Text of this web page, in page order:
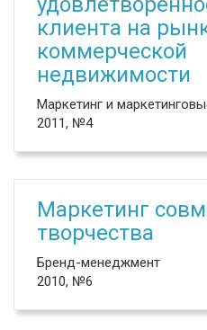
клиента на
коммерческой
недвижимости
Маркетинг и
2011, №4
Маркетинг
творчества
Бренд-менеджмент
2010, №6